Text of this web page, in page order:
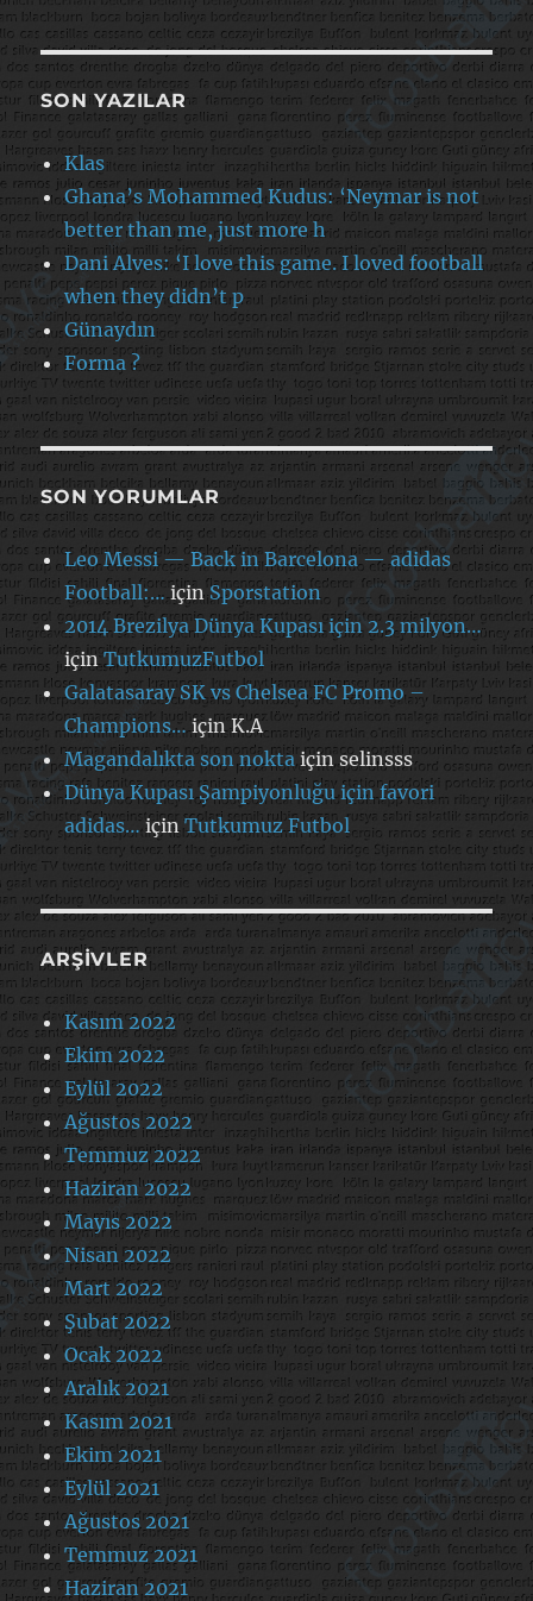
SON YAZILAR
Klas
Ghana’s Mohammed Kudus: ‘Neymar is not
better than me, just more h
Dani Alves: ‘I love this game. I loved football
when they didn’t p
Günaydın
Forma ?
SON YORUMLAR
Leo Messi — Back in Barcelona — adidas
Football:…içinSporstation
2014 Brezilya Dünya Kupası için 2.3 milyon…
içinTutkumuzFutbol
Galatasaray SK vs Chelsea FC Promo –
Champions…içinK.A
Magandalıkta son nokta içinselinsss
Dünya Kupası Şampiyonluğu için favori
adidas… içinTutkumuz Futbol
ARŞIVLER
Kasım 2022
Ekim 2022
Eylül 2022
Ağustos 2022
Temmuz 2022
Haziran 2022
Mayıs 2022
Nisan 2022
Mart 2022
Şubat 2022
Ocak 2022
Aralık 2021
Kasım 2021
Ekim 2021
Eylül 2021
Ağustos 2021
Temmuz 2021
Haziran 2021